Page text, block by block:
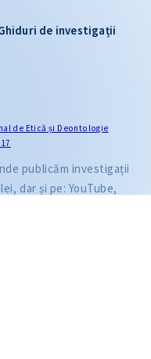
de investigații
de Etică și Deontologie
publicăm investigații
dar și pe: YouTube,